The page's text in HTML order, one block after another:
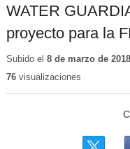
WATER
proyecto para la
Subido el 8 de marzo de 2018
76visualizaciones